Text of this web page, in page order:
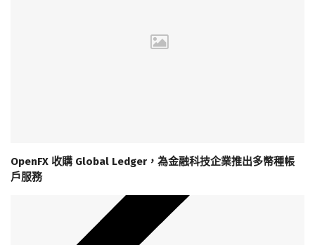
OpenFX 收購 Global Ledger，為金融科技企業推出多幣種帳
戶服務